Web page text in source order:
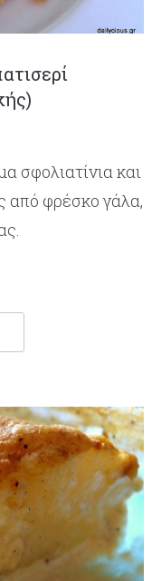
σφολιατίνια και
από φρέσκο γάλα,